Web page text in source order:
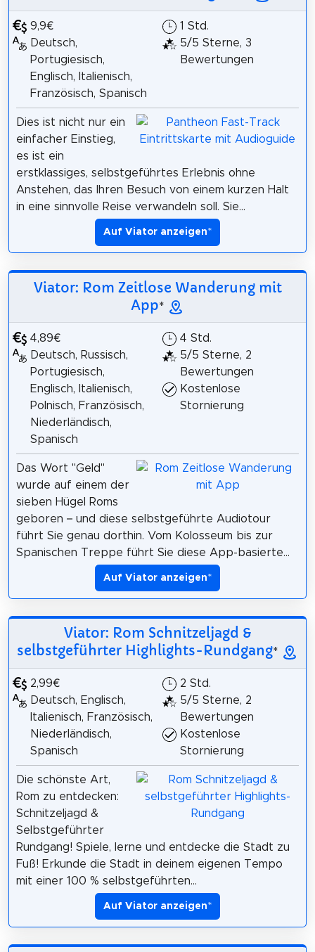
9,9€
Deutsch,
Portugiesisch,
Englisch, Italienisch,
Französisch, Spanisch
1 Std.
5/5 Sterne, 3
Bewertungen
Dies ist nicht nur ein
einfacher Einstieg,
es ist ein
erstklassiges, selbstgeführtes Erlebnis ohne
Anstehen, das Ihren Besuch von einem kurzen Halt
in eine sinnvolle Reise verwandeln soll. Sie...
Auf Viator anzeigen*
Viator: Rom Zeitlose Wanderung mit
App*
4,89€
Deutsch, Russisch,
Portugiesisch,
Englisch, Italienisch,
Polnisch, Französisch,
Niederländisch,
Spanisch
4 Std.
5/5 Sterne, 2
Bewertungen
Kostenlose
Stornierung
Das Wort "Geld"
wurde auf einem der
sieben Hügel Roms
geboren – und diese selbstgeführte Audiotour
führt Sie genau dorthin. Vom Kolosseum bis zur
Spanischen Treppe führt Sie diese App-basierte...
Auf Viator anzeigen*
Viator: Rom Schnitzeljagd &
selbstgeführter Highlights-Rundgang*
2,99€
Deutsch, Englisch,
Italienisch, Französisch,
Niederländisch,
Spanisch
2 Std.
5/5 Sterne, 2
Bewertungen
Kostenlose
Stornierung
Die schönste Art,
Rom zu entdecken:
Schnitzeljagd &
Selbstgeführter
Rundgang! Spiele, lerne und entdecke die Stadt zu
Fuß! Erkunde die Stadt in deinem eigenen Tempo
mit einer 100 % selbstgeführten...
Auf Viator anzeigen*